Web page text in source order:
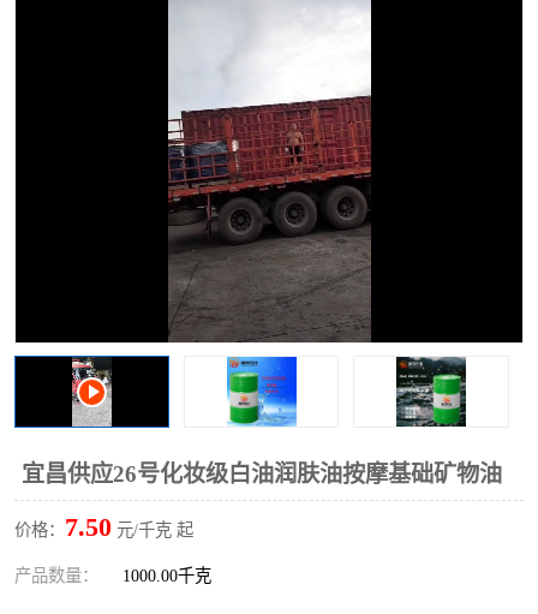
宜昌供应26号化妆级白油润肤油按摩基础矿物油
价格： 7.50 元/千克 起
产品数量： 1000.00千克
46+68号化妆级白油